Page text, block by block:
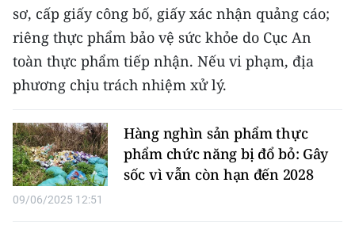
TIN ĐỊA PHƯƠNG
Trung du và miền núi phía Bắc
Đồng bằng sông Hồng
Bắc Trung Bộ
Duyên hải Nam Trung Bộ và Tây
Nguyên
sơ, cấp giấy công bố, giấy xác nhận quảng cáo;
riêng thực phẩm bảo vệ sức khỏe do Cục An
toàn thực phẩm tiếp nhận. Nếu vi phạm, địa
phương chịu trách nhiệm xử lý.
Hàng nghìn sản phẩm thực
phẩm chức năng bị đổ bỏ: Gây
sốc vì vẫn còn hạn đến 2028
09/06/2025 12:51